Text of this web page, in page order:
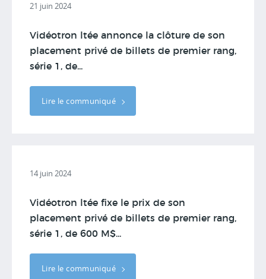
21 juin 2024
Vidéotron ltée annonce la clôture de son
placement privé de billets de premier rang,
série 1, de...
Lire le communiqué
14 juin 2024
Vidéotron ltée fixe le prix de son
placement privé de billets de premier rang,
série 1, de 600 M$...
Lire le communiqué